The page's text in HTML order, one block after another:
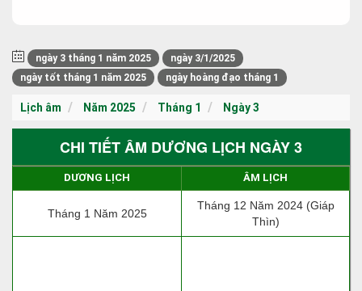
ngày 3 tháng 1 năm 2025
ngày 3/1/2025
ngày tốt tháng 1 năm 2025
ngày hoàng đạo tháng 1
Lịch âm Năm 2025 Tháng 1 Ngày 3
CHI TIẾT ÂM DƯƠNG LỊCH NGÀY 3
DƯƠNG LỊCH ÂM LỊCH
Tháng 1 Năm 2025
Tháng 12 Năm 2024 (Giáp
Thìn)